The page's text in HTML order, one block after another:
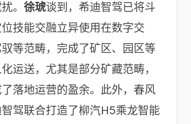
。 徐琥谈到，希迪智驾已将斗
技能交融立异使用在数字交
等范畴，完成了矿区、园区等
运送，尤其是部分矿藏范畴，
落地运营的盈余。此外，春风
驾联合打造了柳汽H5乘龙智能